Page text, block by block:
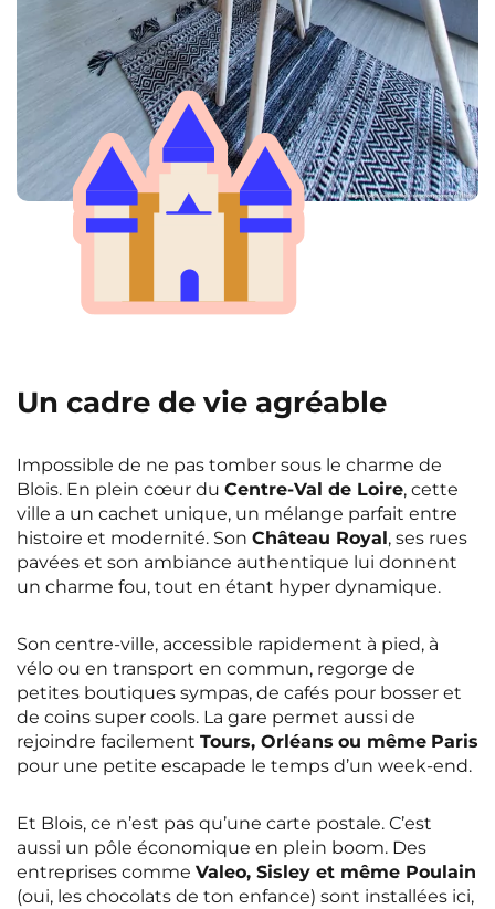
Un cadre de vie agréable
Impossible de ne pas tomber sous le charme de
Blois. En plein cœur du Centre-Val de Loire, cette
ville a un cachet unique, un mélange parfait entre
histoire et modernité. Son Château Royal, ses rues
pavées et son ambiance authentique lui donnent
un charme fou, tout en étant hyper dynamique.
Son centre-ville, accessible rapidement à pied, à
vélo ou en transport en commun, regorge de
petites boutiques sympas, de cafés pour bosser et
de coins super cools. La gare permet aussi de
rejoindre facilement Tours, Orléans ou même Paris
pour une petite escapade le temps d’un week-end.
Et Blois, ce n’est pas qu’une carte postale. C’est
aussi un pôle économique en plein boom. Des
entreprises comme Valeo, Sisley et même Poulain
(oui, les chocolats de ton enfance) sont installées ici,